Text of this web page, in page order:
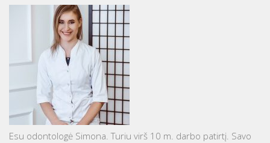
Esu odontologė Simona. Turiu virš 10 m. darbo patirtį. Savo